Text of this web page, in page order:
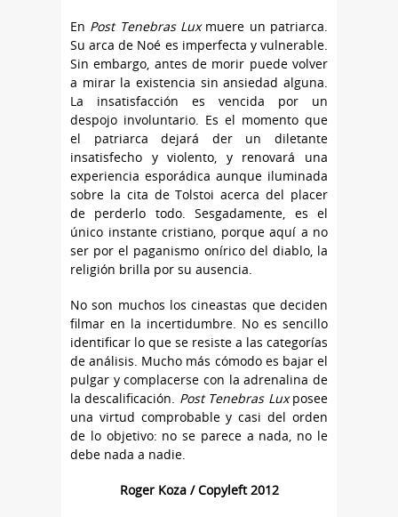
En Post Tenebras Luxmuere un patriarca.
Su arca de Noé es imperfecta y vulnerable.
Sin embargo, antes de morir puede volver
a mirar la existencia sin ansiedad alguna.
La insatisfacción es vencida por un
despojo involuntario. Es el momento que
el patriarca dejará der un diletante
insatisfecho y violento, y renovará una
experiencia esporádica aunque iluminada
sobre la cita de Tolstoi acerca del placer
de perderlo todo. Sesgadamente, es el
único instante cristiano, porque aquí a no
ser por el paganismo onírico del diablo, la
religión brilla por su ausencia.
No son muchos los cineastas que deciden
filmar en la incertidumbre. No es sencillo
identificar lo que se resiste a las categorías
de análisis. Mucho más cómodo es bajar el
pulgar y complacerse con la adrenalina de
la descalificación. Post Tenebras Luxposee
una virtud comprobable y casi del orden
de lo objetivo: no se parece a nada, no le
debe nada a nadie.
Roger Koza / Copyleft 2012